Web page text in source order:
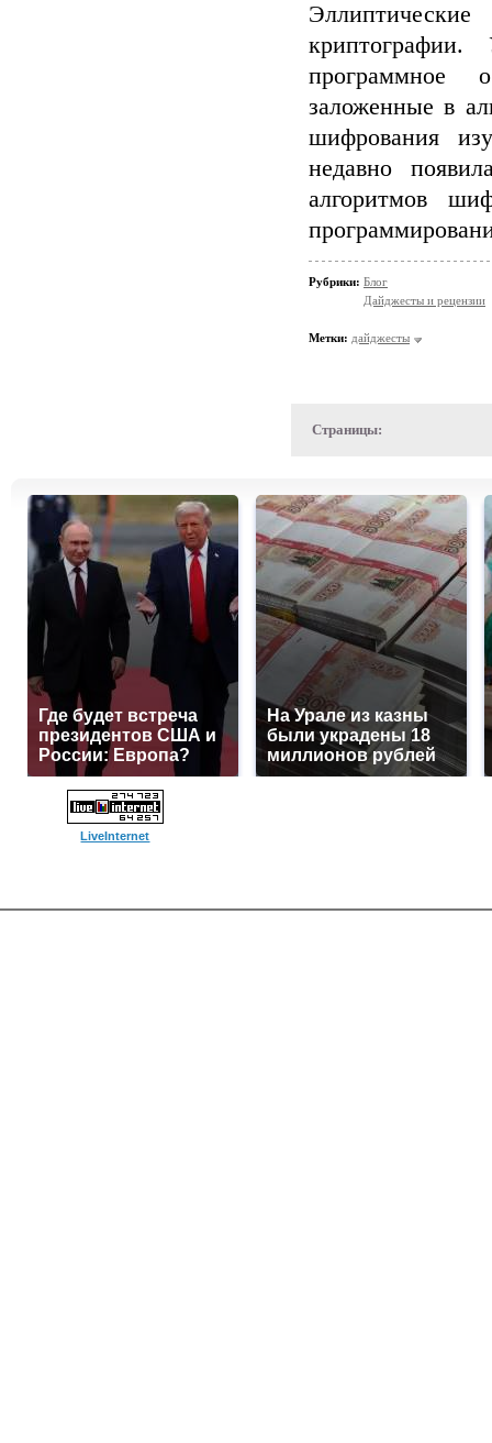
программное
заложенные в
шифрования
недавно
алгоритмов
Рубрики: Блог
Дайджесты и рецензии
Метки: дайджесты
Страницы:
Где будет встреча
президентов США и
России: Европа?
На Урале из казны
были украдены 18
миллионов рублей
LiveInternet